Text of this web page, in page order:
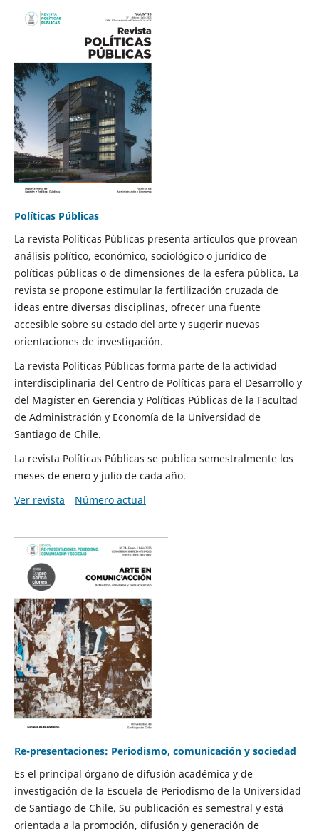
Políticas Públicas
La revista Políticas Públicas presenta artículos que provean
análisis político, económico, sociológico o jurídico de
políticas públicas o de dimensiones de la esfera pública. La
revista se propone estimular la fertilización cruzada de
ideas entre diversas disciplinas, ofrecer una fuente
accesible sobre su estado del arte y sugerir nuevas
orientaciones de investigación.
La revista Políticas Públicas forma parte de la actividad
interdisciplinaria del Centro de Políticas para el Desarrollo y
del Magíster en Gerencia y Políticas Públicas de la Facultad
de Administración y Economía de la Universidad de
Santiago de Chile.
La revista Políticas Públicas se publica semestralmente los
meses de enero y julio de cada año.
Ver revista
Número actual
Re-presentaciones: Periodismo, comunicación y sociedad
Es el principal órgano de difusión académica y de
investigación de la Escuela de Periodismo de la Universidad
de Santiago de Chile. Su publicación es semestral y está
orientada a la promoción, difusión y generación de